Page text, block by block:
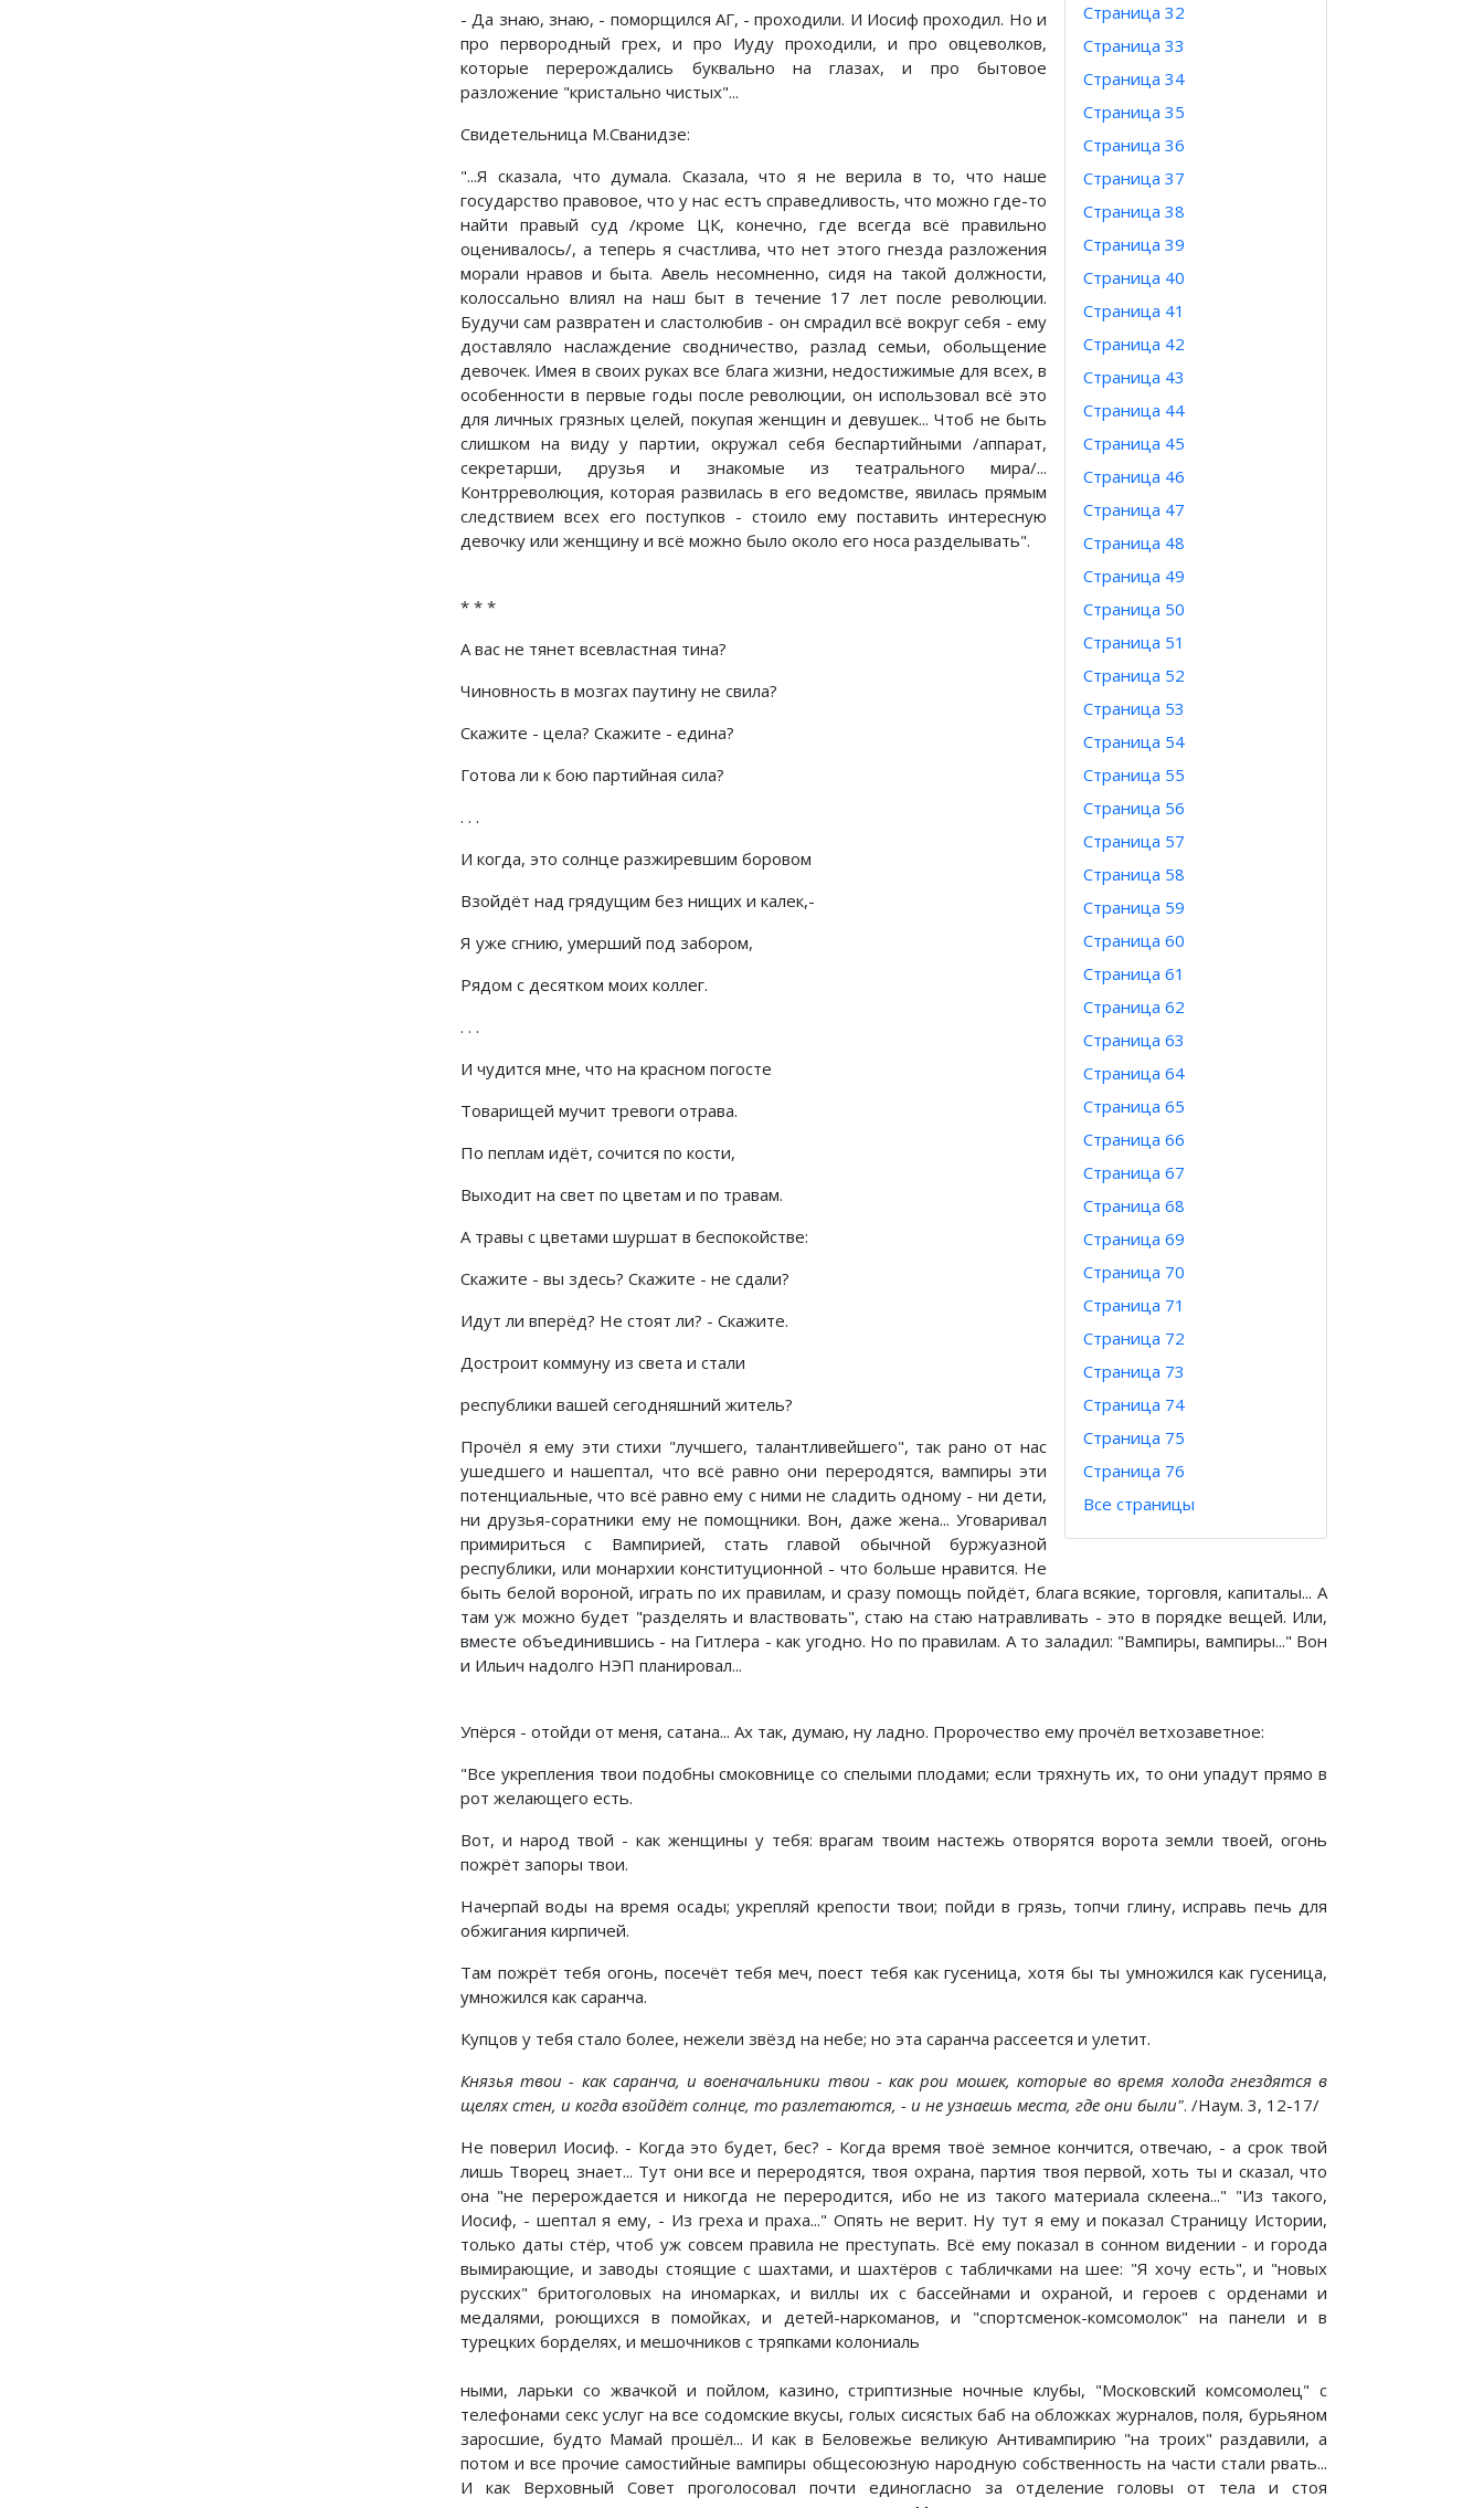
Страница 32
Страница 33
Страница 34
Страница 35
Страница 36
Страница 37
Страница 38
Страница 39
Страница 40
Страница 41
Страница 42
Страница 43
Страница 44
Страница 45
Страница 46
Страница 47
Страница 48
Страница 49
Страница 50
Страница 51
Страница 52
Страница 53
Страница 54
Страница 55
Страница 56
Страница 57
Страница 58
Страница 59
Страница 60
Страница 61
Страница 62
Страница 63
Страница 64
Страница 65
Страница 66
Страница 67
Страница 68
Страница 69
Страница 70
Страница 71
Страница 72
Страница 73
Страница 74
Страница 75
Страница 76
Все страницы
- Да знаю, знаю, - поморщился АГ, - проходили. И Иосиф проходил. Но и
про первородный грех, и про Иуду проходили, и про овцеволков,
которые перерождались буквально на глазах, и про бытовое
разложение "кристально чистых"...
Свидетельница М.Сванидзе:
"...Я сказала, что думала. Сказала, что я не верила в то, что наше
государство правовое, что у нас естъ справедливость, что можно где-то
найти правый суд /кроме ЦК, конечно, где всегда всё правильно
оценивалось/, а теперь я счастлива, что нет этого гнезда разложения
морали нравов и быта. Авель несомненно, сидя на такой должности,
колоссально влиял на наш быт в течение 17 лет после революции.
Будучи сам развратен и сластолюбив - он смрадил всё вокруг себя - ему
доставляло наслаждение сводничество, разлад семьи, обольщение
девочек. Имея в своих руках все блага жизни, недостижимые для всех, в
особенности в первые годы после революции, он использовал всё это
для личных грязных целей, покупая женщин и девушек... Чтоб не быть
слишком на виду у партии, окружал себя беспартийными /аппарат,
секретарши, друзья и знакомые из театрального мира/...
Контрреволюция, которая развилась в его ведомстве, явилась прямым
следствием всех его поступков - стоило ему поставить интересную
девочку или женщину и всё можно было около его носа разделывать".
* * *
А вас не тянет всевластная тина?
Чиновность в мозгах паутину не свила?
Скажите - цела? Скажите - едина?
Готова ли к бою партийная сила?
. . .
И когда, это солнце разжиревшим боровом
Взойдёт над грядущим без нищих и калек,-
Я уже сгнию, умерший под забором,
Рядом с десятком моих коллег.
. . .
И чудится мне, что на красном погосте
Товарищей мучит тревоги отрава.
По пеплам идёт, сочится по кости,
Выходит на свет по цветам и по травам.
А травы с цветами шуршат в беспокойстве:
Скажите - вы здесь? Скажите - не сдали?
Идут ли вперёд? Не стоят ли? - Скажите.
Достроит коммуну из света и стали
республики вашей сегодняшний житель?
Прочёл я ему эти стихи "лучшего, талантливейшего", так рано от нас
ушедшего и нашептал, что всё равно они переродятся, вампиры эти
потенциальные, что всё равно ему с ними не сладить одному - ни дети,
ни друзья-соратники ему не помощники. Вон, даже жена... Уговаривал
примириться с Вампирией, стать главой обычной буржуазной
республики, или монархии конституционной - что больше нравится. Не
быть белой вороной, играть по их правилам, и сразу помощь пойдёт, блага всякие, торговля, капиталы... А
там уж можно будет "разделять и властвовать", стаю на стаю натравливать - это в порядке вещей. Или,
вместе объединившись - на Гитлера - как угодно. Но по правилам. А то заладил: "Вампиры, вампиры..." Вон
и Ильич надолго НЭП планировал...
Упёрся - отойди от меня, сатана... Ах так, думаю, ну ладно. Пророчество ему прочёл ветхозаветное:
"Все укрепления твои подобны смоковнице со спелыми плодами; если тряхнуть их, то они упадут прямо в
рот желающего есть.
Вот, и народ твой - как женщины у тебя: врагам твоим настежь отворятся ворота земли твоей, огонь
пожрёт запоры твои.
Начерпай воды на время осады; укрепляй крепости твои; пойди в грязь, топчи глину, исправь печь для
обжигания кирпичей.
Там пожрёт тебя огонь, посечёт тебя меч, поест тебя как гусеница, хотя бы ты умножился как гусеница,
умножился как саранча.
Купцов у тебя стало более, нежели звёзд на небе; но эта саранча рассеется и улетит.
Князья твои - как саранча, и военачальники твои - как рои мошек, которые во время холода гнездятся в
щелях стен, и когда взойдёт солнце, то разлетаются, - и не узнаешь места, где они были". /Наум. 3, 12-17/
Не поверил Иосиф. - Когда это будет, бес? - Когда время твоё земное кончится, отвечаю, - а срок твой
лишь Творец знает... Тут они все и переродятся, твоя охрана, партия твоя первой, хоть ты и сказал, что
она "не перерождается и никогда не переродится, ибо не из такого материала склеена..." "Из такого,
Иосиф, - шептал я ему, - Из греха и праха..." Опять не верит. Ну тут я ему и показал Страницу Истории,
только даты стёр, чтоб уж совсем правила не преступать. Всё ему показал в сонном видении - и города
вымирающие, и заводы стоящие с шахтами, и шахтёров с табличками на шее: "Я хочу есть", и "новых
русских" бритоголовых на иномарках, и виллы их с бассейнами и охраной, и героев с орденами и
медалями, роющихся в помойках, и детей-наркоманов, и "спортсменок-комсомолок" на панели и в
турецких борделях, и мешочников с тряпками колониаль
ными, ларьки со жвачкой и пойлом, казино, стриптизные ночные клубы, "Московский комсомолец" с
телефонами секс услуг на все содомские вкусы, голых сисястых баб на обложках журналов, поля, бурьяном
заросшие, будто Мамай прошёл... И как в Беловежье великую Антивампирию "на троих" раздавили, а
потом и все прочие самостийные вампиры общесоюзную народную собственность на части стали рвать...
И как Верховный Совет проголосовал почти единогласно за отделение головы от тела и стоя